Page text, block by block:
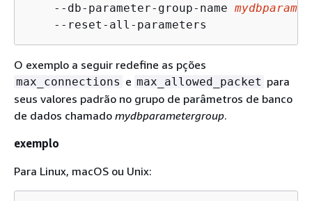
    --db-parameter-group-name
    --reset-all-parameters
O exemplo a seguir redefine as pções
max_connections e max_allowed_packet para
seus valores padrão no grupo de parâmetros de banco
de dados chamado mydbparametergroup.
exemplo
Para Linux, macOS ou Unix: